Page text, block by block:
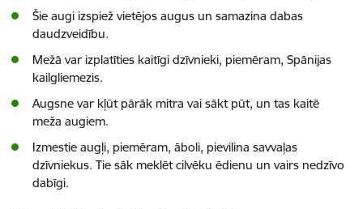
Šie augi izspiež vietējos augus un samazina dabas
daudzveidību.
Mežā var izplatīties kaitīgi dzīvnieki, piemēram, Spānijas
kailgliemezis.
Augsne var kļūt pārāk mitra vai sākt pūt, un tas kaitē
meža augiem.
Izmestie augļi, piemēram, āboli, pievilina savvaļas
dzīvniekus. Tie sāk meklēt cilvēku ēdienu un vairs nedzīvo
dabīgi.